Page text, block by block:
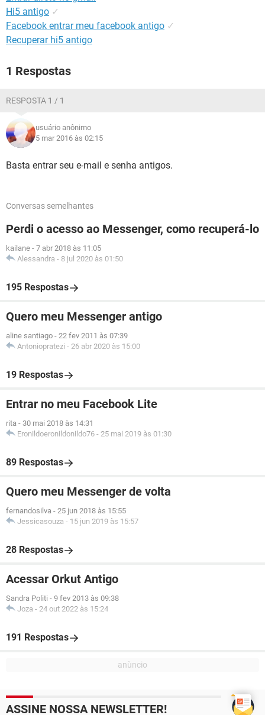
Hi5 antigo ✓
Facebook entrar meu facebook antigo ✓
Recuperar hi5 antigo
1 Respostas
RESPOSTA 1 / 1
usuário anônimo
5 mar 2016 às 02:15
Basta entrar seu e-mail e senha antigos.
Conversas semelhantes
Perdi o acesso ao Messenger, como recuperá-lo
kailane - 7 abr 2018 às 11:05
Alessandra - 8 jul 2020 às 01:50
195 Respostas
Quero meu Messenger antigo
aline santiago - 22 fev 2011 às 07:39
Antoniopratezi - 26 abr 2020 às 15:00
19 Respostas
Entrar no meu Facebook Lite
rita - 30 mai 2018 às 14:31
Eronildoeronildonildo76 - 25 mai 2019 às 01:30
89 Respostas
Quero meu Messenger de volta
fernandosilva - 25 jun 2018 às 15:55
Jessicasouza - 15 jun 2019 às 15:57
28 Respostas
Acessar Orkut Antigo
Sandra Politi - 9 fev 2013 às 09:38
Joza - 24 out 2022 às 15:24
191 Respostas
ASSINE NOSSA NEWSLETTER!